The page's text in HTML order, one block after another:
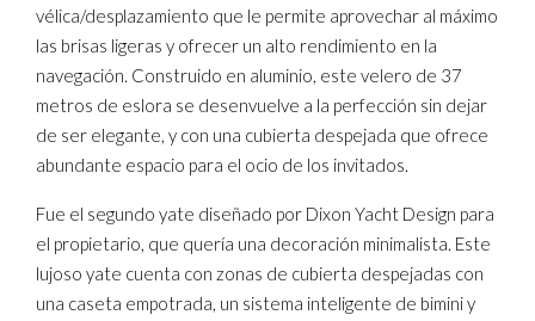
vélica/desplazamiento que le permite aprovechar al máximo
las brisas ligeras y ofrecer un alto rendimiento en la
navegación. Construido en aluminio, este velero de 37
metros de eslora se desenvuelve a la perfección sin dejar
de ser elegante, y con una cubierta despejada que ofrece
abundante espacio para el ocio de los invitados.
Fue el segundo yate diseñado por Dixon Yacht Design para
el propietario, que quería una decoración minimalista. Este
lujoso yate cuenta con zonas de cubierta despejadas con
una caseta empotrada, un sistema inteligente de bimini y